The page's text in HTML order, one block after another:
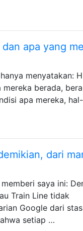
apa yang
menyatakan:
berada,
apa mereka,
dari
saya ini:
Train Line tidak
Google dari
setiap …